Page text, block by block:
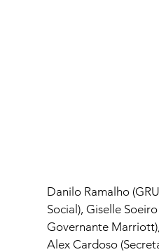
Danilo Ramalho
Social), Giselle
Governante
Alex Cardoso